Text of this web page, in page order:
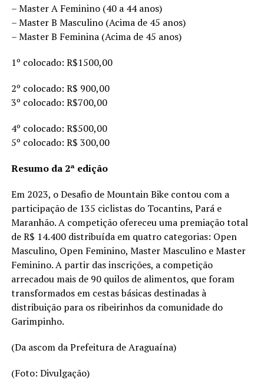
– Master A Feminino (40 a 44 anos)
– Master B Masculino (Acima de 45 anos)
– Master B Feminina (Acima de 45 anos)
1º colocado: R$1500,00
2º colocado: R$ 900,00
3º colocado: R$700,00
4º colocado: R$500,00
5º colocado: R$ 300,00
Resumo da 2ª edição
Em 2023, o Desafio de Mountain Bike contou com a
participação de 135 ciclistas do Tocantins, Pará e
Maranhão. A competição ofereceu uma premiação total
de R$ 14.400 distribuída em quatro categorias: Open
Masculino, Open Feminino, Master Masculino e Master
Feminino. A partir das inscrições, a competição
arrecadou mais de 90 quilos de alimentos, que foram
transformados em cestas básicas destinadas à
distribuição para os ribeirinhos da comunidade do
Garimpinho.
(Da ascom da Prefeitura de Araguaína)
(Foto: Divulgação)